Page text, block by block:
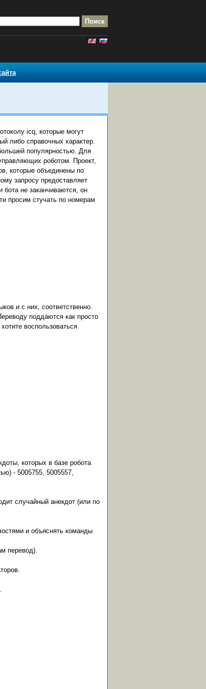
icq, которые могут
либо справочных характер.
популярностью. Для
роботом. Проект,
которые объединены по
запросу предоставляет
не заканчиваются, он
просим стучать по номерам
и с них, соответственно.
поддаются как просто
воспользоваться
которых в базе робота
- 5005755, 5005557,
случайный анекдот (или по
и объяснять команды
перевод).